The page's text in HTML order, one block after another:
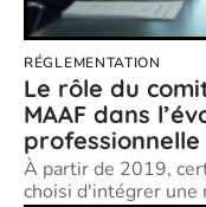
RÉGLEMENTATION
Le rôle du
MAAF dans
professionnelle
À partir de 2019,
choisi d'intégrer une